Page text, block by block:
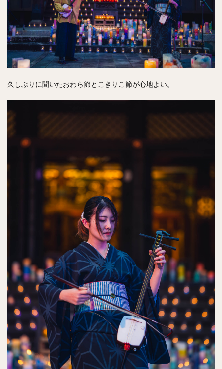
久しぶりに聞いたおわら節とこきりこ節が心地よい。